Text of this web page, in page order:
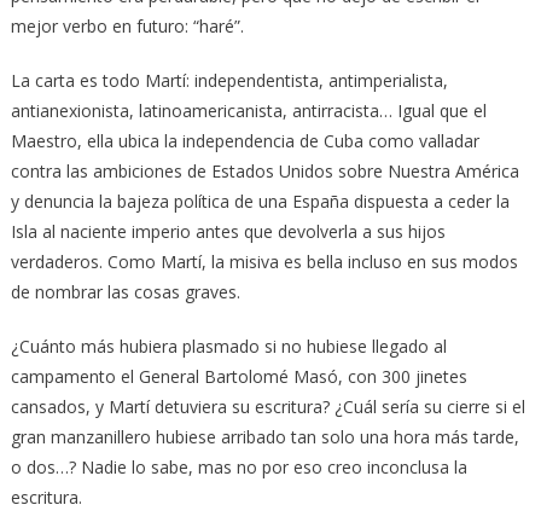
mejor verbo en futuro: “haré”.
La carta es todo Martí: independentista, antimperialista,
antianexionista, latinoamericanista, antirracista… Igual que el
Maestro, ella ubica la independencia de Cuba como valladar
contra las ambiciones de Estados Unidos sobre Nuestra América
y denuncia la bajeza política de una España dispuesta a ceder la
Isla al naciente imperio antes que devolverla a sus hijos
verdaderos. Como Martí, la misiva es bella incluso en sus modos
de nombrar las cosas graves.
¿Cuánto más hubiera plasmado si no hubiese llegado al
campamento el General Bartolomé Masó, con 300 jinetes
cansados, y Martí detuviera su escritura? ¿Cuál sería su cierre si el
gran manzanillero hubiese arribado tan solo una hora más tarde,
o dos…? Nadie lo sabe, mas no por eso creo inconclusa la
escritura.